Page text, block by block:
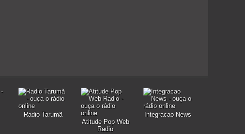
Radio Tarumã
Atitude Pop Web
Radio
Integracao News